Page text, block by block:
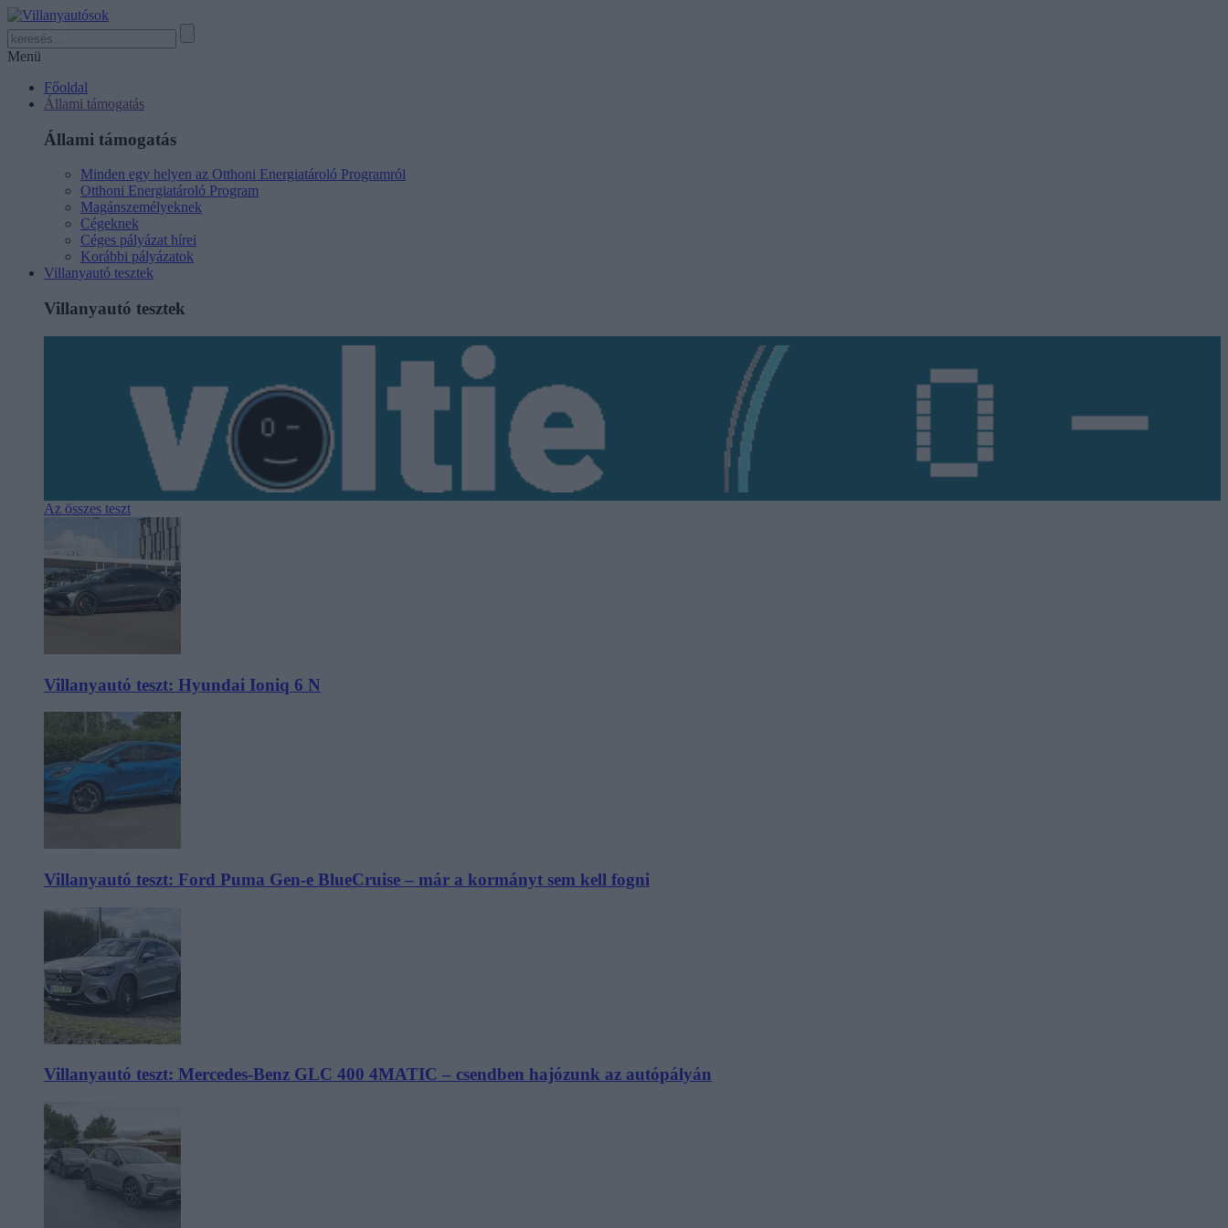
Menü
Főoldal
Állami támogatás
Állami támogatás
Minden egy helyen az Otthoni Energiatároló Programról
Otthoni Energiatároló Program
Magánszemélyeknek
Cégeknek
Céges pályázat hírei
Korábbi pályázatok
Villanyautó tesztek
Villanyautó tesztek
Az összes teszt
Villanyautó teszt: Hyundai Ioniq 6 N
Villanyautó teszt: Ford Puma Gen-e BlueCruise – már a kormányt sem kell fogni
Villanyautó teszt: Mercedes-Benz GLC 400 4MATIC – csendben hajózunk az autópályán